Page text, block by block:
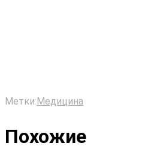
Метки:Медицина
Похожие